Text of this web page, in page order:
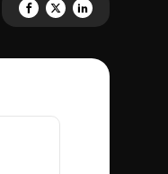
PartagezPartagezPartagez